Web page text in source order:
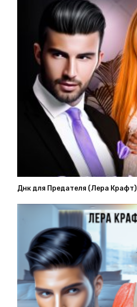
Днк для Предателя (Лера Крафт)